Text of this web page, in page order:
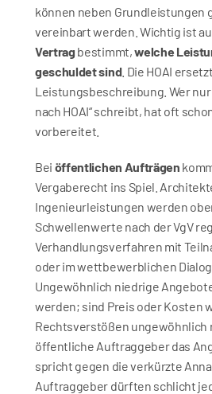
können neben Grundleistungen
Vertrag bestimmt, welche
geschuldet sind. Die HOAI
Leistungsbeschreibung. Wer
nach HOAI“ schreibt, hat oft
vorbereitet.
Bei öffentlichen Aufträgen
Vergaberecht ins Spiel.
Ingenieurleistungen werden
Schwellenwerte nach der VgV
Verhandlungsverfahren mit
oder im wettbewerblichen
Ungewöhnlich niedrige
werden; sind Preis oder Kosten
Rechtsverstößen ungewöhnlich
öffentliche Auftraggeber das
spricht gegen die verkürzte
Auftraggeber dürften schlicht